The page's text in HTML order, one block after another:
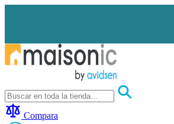
Motorización
y
Compara